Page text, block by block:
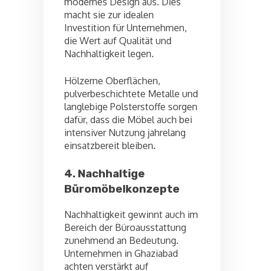
macht sie zur idealen
Investition für Unternehmen,
die Wert auf Qualität und
Nachhaltigkeit legen.
Hölzerne Oberflächen,
pulverbeschichtete Metalle und
langlebige Polsterstoffe sorgen
dafür, dass die Möbel auch bei
intensiver Nutzung jahrelang
einsatzbereit bleiben.
4. Nachhaltige
Büromöbelkonzepte
Nachhaltigkeit gewinnt auch im
Bereich der Büroausstattung
zunehmend an Bedeutung.
Unternehmen in Ghaziabad
achten verstärkt auf